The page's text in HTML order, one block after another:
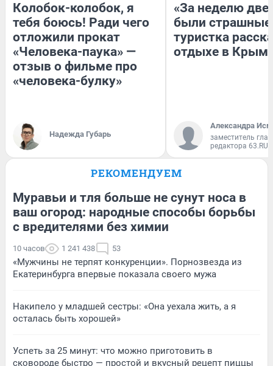
Колобок-колобок, я
тебя боюсь! Ради чего
отложили прокат
«Человека-паука» —
отзыв о фильме про
«человека-булку»
Надежда Губарь
«За неделю две
были
туристка
отдыхе в
Александра
заместитель
редактора 63.RU
РЕКОМЕНДУЕМ
Муравьи и тля больше не сунут носа в
ваш огород: народные способы борьбы
с вредителями без химии
10 часов 1 241 438 53
«Мужчины не терпят конкуренции». Порнозвезда из
Екатеринбурга впервые показала своего мужа
Накипело у младшей сестры: «Она уехала жить, а я
осталась быть хорошей»
Успеть за 25 минут: что можно приготовить в
сковороде быстро — простой и вкусный рецепт пиццы